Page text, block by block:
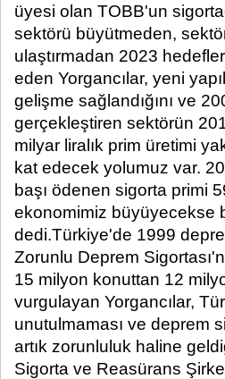
üyesi olan TOBB'un
sektörü büyütmeden,
ulaştırmadan 2023
eden Yorgancılar, yeni
gelişme sağlandığını ve
gerçekleştiren sektörün
milyar liralık prim üretimi
kat edecek yolumuz var.
başı ödenen sigorta primi
ekonomimiz büyüyecekse
dedi.Türkiye'de 1999
Zorunlu Deprem
15 milyon konuttan 12
vurgulayan Yorgancılar,
unutulmaması ve deprem
artık zorunluluk haline
Sigorta ve Reasürans